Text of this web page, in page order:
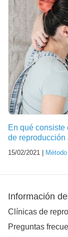
En qué consiste
de reproducción
15/02/2021 |
Información
Clínicas de
Preguntas